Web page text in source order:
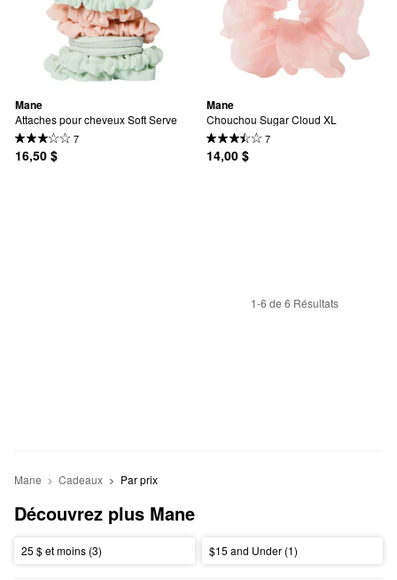
Mane
Attaches pour cheveux Soft Serve
7
16,50 $
Mane
Chouchou Sugar Cloud XL
7
14,00 $
1-6 de 6 Résultats
Mane Cadeaux Par prix
Découvrez plus Mane
25 $ et moins (3) $15 and Under (1)